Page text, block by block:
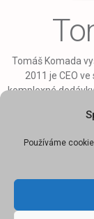
Používáme
Tomáš Komada
2011 je CEO
komplexné
ktorá je